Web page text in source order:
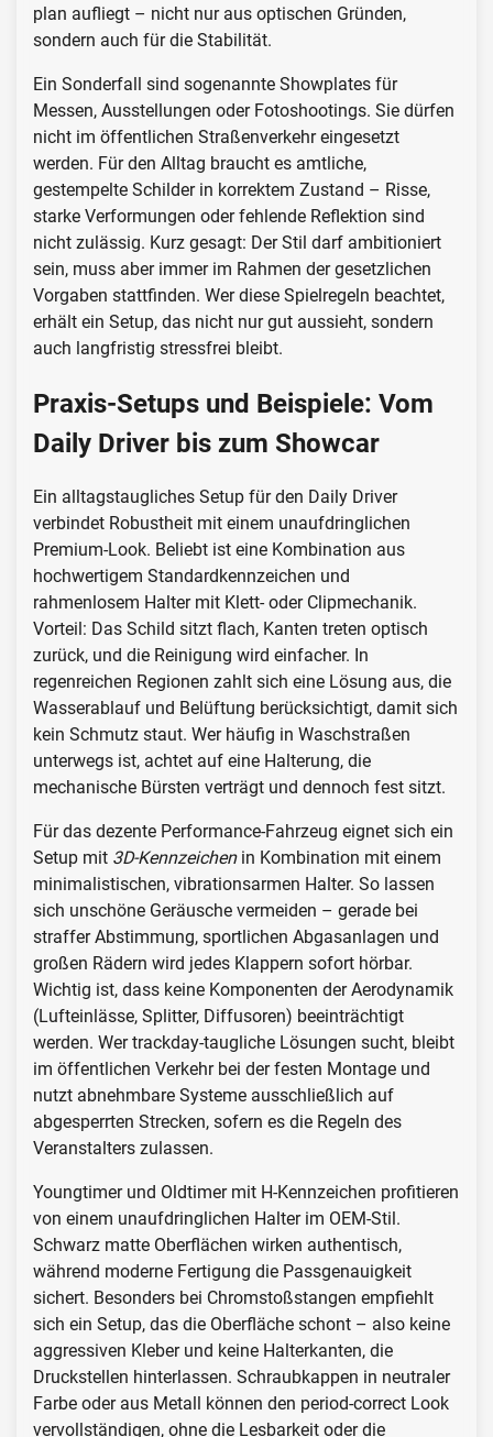
plan aufliegt – nicht nur aus optischen Gründen,
sondern auch für die Stabilität.
Ein Sonderfall sind sogenannte Showplates für
Messen, Ausstellungen oder Fotoshootings. Sie dürfen
nicht im öffentlichen Straßenverkehr eingesetzt
werden. Für den Alltag braucht es amtliche,
gestempelte Schilder in korrektem Zustand – Risse,
starke Verformungen oder fehlende Reflektion sind
nicht zulässig. Kurz gesagt: Der Stil darf ambitioniert
sein, muss aber immer im Rahmen der gesetzlichen
Vorgaben stattfinden. Wer diese Spielregeln beachtet,
erhält ein Setup, das nicht nur gut aussieht, sondern
auch langfristig stressfrei bleibt.
Praxis-Setups und Beispiele: Vom
Daily Driver bis zum Showcar
Ein alltagstaugliches Setup für den Daily Driver
verbindet Robustheit mit einem unaufdringlichen
Premium-Look. Beliebt ist eine Kombination aus
hochwertigem Standardkennzeichen und
rahmenlosem Halter mit Klett- oder Clipmechanik.
Vorteil: Das Schild sitzt flach, Kanten treten optisch
zurück, und die Reinigung wird einfacher. In
regenreichen Regionen zahlt sich eine Lösung aus, die
Wasserablauf und Belüftung berücksichtigt, damit sich
kein Schmutz staut. Wer häufig in Waschstraßen
unterwegs ist, achtet auf eine Halterung, die
mechanische Bürsten verträgt und dennoch fest sitzt.
Für das dezente Performance-Fahrzeug eignet sich ein
Setup mit 3D-Kennzeichenin Kombination mit einem
minimalistischen, vibrationsarmen Halter. So lassen
sich unschöne Geräusche vermeiden – gerade bei
straffer Abstimmung, sportlichen Abgasanlagen und
großen Rädern wird jedes Klappern sofort hörbar.
Wichtig ist, dass keine Komponenten der Aerodynamik
(Lufteinlässe, Splitter, Diffusoren) beeinträchtigt
werden. Wer trackday-taugliche Lösungen sucht, bleibt
im öffentlichen Verkehr bei der festen Montage und
nutzt abnehmbare Systeme ausschließlich auf
abgesperrten Strecken, sofern es die Regeln des
Veranstalters zulassen.
Youngtimer und Oldtimer mit H-Kennzeichen profitieren
von einem unaufdringlichen Halter im OEM-Stil.
Schwarz matte Oberflächen wirken authentisch,
während moderne Fertigung die Passgenauigkeit
sichert. Besonders bei Chromstoßstangen empfiehlt
sich ein Setup, das die Oberfläche schont – also keine
aggressiven Kleber und keine Halterkanten, die
Druckstellen hinterlassen. Schraubkappen in neutraler
Farbe oder aus Metall können den period-correct Look
vervollständigen, ohne die Lesbarkeit oder die